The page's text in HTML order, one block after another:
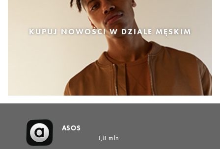
KUPUJ NOWOŚCI W DZIALE MĘSKIM
ASOS
1,8 mln